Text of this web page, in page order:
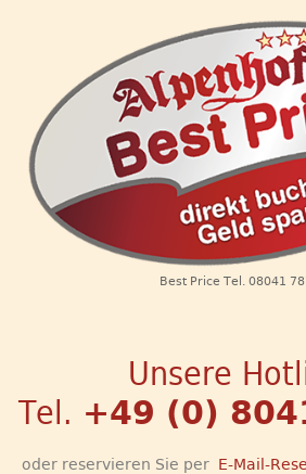
Best Price Tel. 08041
Unsere
Tel. +49 (0)
oder reservieren Sie per E-Mail-